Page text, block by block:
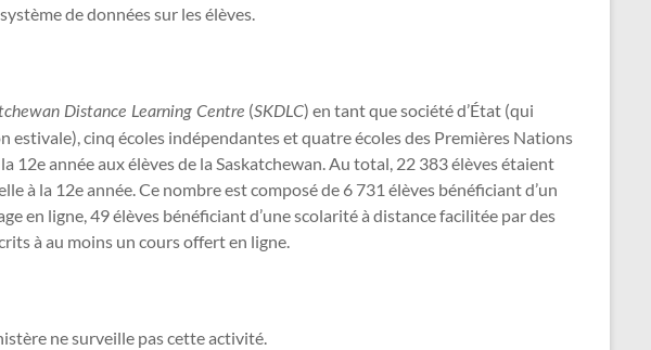
de données sur les élèves.
Distance Learning Centre (SKDLC) en tant que société d’État (qui
cinq écoles indépendantes et quatre écoles des Premières Nations
année aux élèves de la Saskatchewan. Au total, 22 383 élèves étaient
à la 12e année. Ce nombre est composé de 6 731 élèves bénéficiant d’un
en ligne, 49 élèves bénéficiant d’une scolarité à distance facilitée par des
à au moins un cours offert en ligne.
ne surveille pas cette activité.